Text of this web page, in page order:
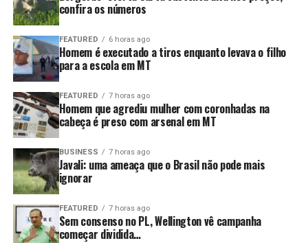
E quando uma estratégia deixa de produzir resultado,
insistir nela não é solução. É apenas adiar um problema
que pode se tornar muito maior no futuro.
confira os números
FEATURED 6 horas ago
Homem é executado a tiros enquanto levava o filho
para a escola em MT
FEATURED 7 horas ago
Homem que agrediu mulher com coronhadas na
cabeça é preso com arsenal em MT
BUSINESS 7 horas ago
Javali: uma ameaça que o Brasil não pode mais
ignorar
FEATURED 7 horas ago
Sem consenso no PL, Wellington vê campanha
começar dividida…